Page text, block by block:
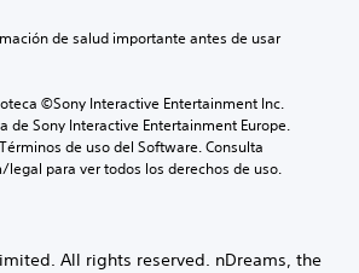
©Sony Interactive Entertainment Inc.
de Sony Interactive Entertainment Europe.
de uso del Software. Consulta
para ver todos los derechos de uso.
All rights reserved. nDreams, the